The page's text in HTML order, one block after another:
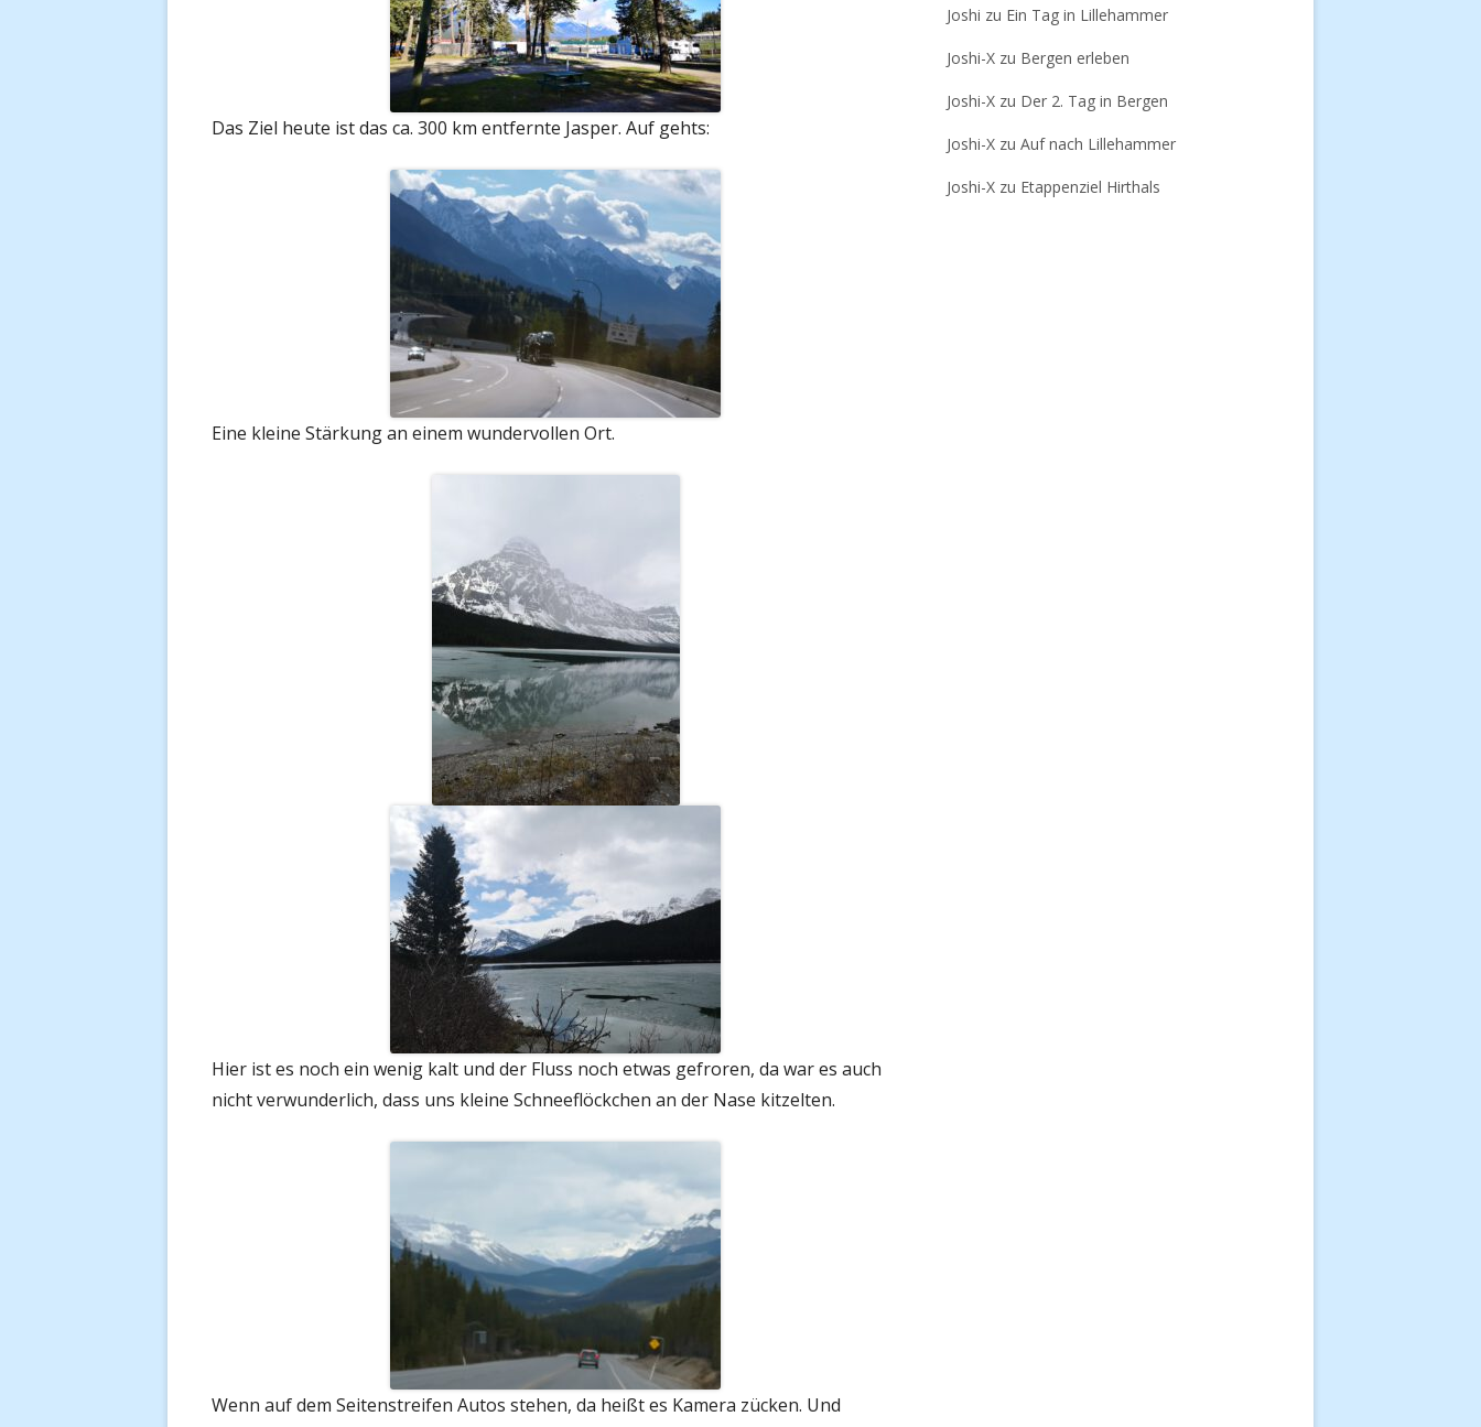
Das Ziel heute ist das ca. 300 km entfernte Jasper. Auf gehts:
Eine kleine Stärkung an einem wundervollen Ort.
Hier ist es noch ein wenig kalt und der Fluss noch etwas gefroren, da war es auch
nicht verwunderlich, dass uns kleine Schneeflöckchen an der Nase kitzelten.
Wenn auf dem Seitenstreifen Autos stehen, da heißt es Kamera zücken. Und
Joshi zu Ein Tag in Lillehammer
Joshi-X zu Bergen erleben
Joshi-X zu Der 2. Tag in Bergen
Joshi-X zuAuf nach Lillehammer
Joshi-X zu Etappenziel Hirthals